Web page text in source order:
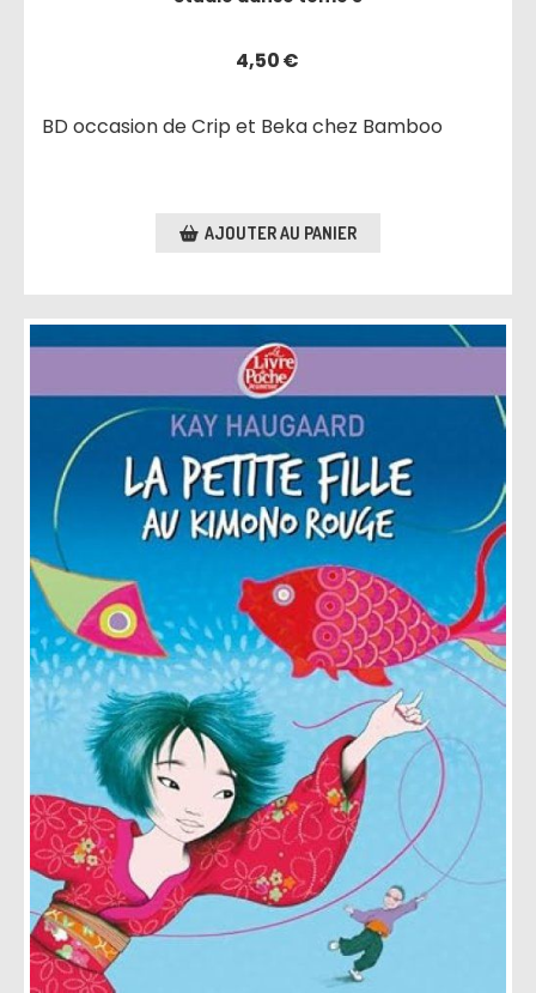
4,50€
BD occasion de Crip et Beka chez Bamboo
AJOUTER AU PANIER